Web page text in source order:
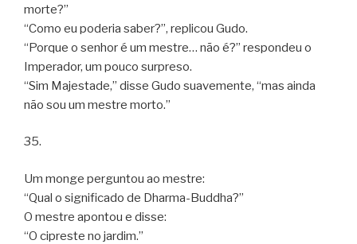
morte?”
“Como eu poderia saber?”, replicou Gudo.
“Porque o senhor é um mestre… não é?” respondeu o
Imperador, um pouco surpreso.
“Sim Majestade,” disse Gudo suavemente, “mas ainda
não sou um mestre morto.”
35.
Um monge perguntou ao mestre:
“Qual o significado de Dharma-Buddha?”
O mestre apontou e disse:
“O cipreste no jardim.”